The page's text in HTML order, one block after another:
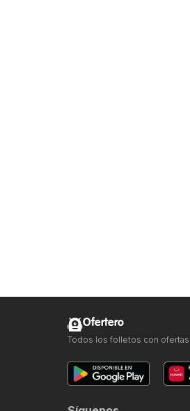
Ofertero
Todos los folletos con